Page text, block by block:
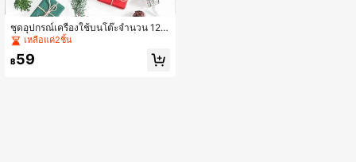
ชุดอุปกรณ์เครื่องใช้บนโต๊ะจำนวน 12 ชิ้
น/เซ็ต ทำจากเส้นใยสำลี มีถุงเก็บช้อนส้
อม ตะเกียบรูปต้นคริสต์มาส จานรอง แ
ก้วรอง กระเป๋าเก็บช้อนส้อม ใช้ประโยช
เหลือแค่2ชิ้น
฿59